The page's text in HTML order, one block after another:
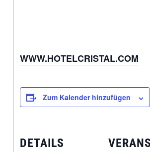
WWW.HOTELCRISTAL.COM
Zum Kalender hinzufügen
DETAILS